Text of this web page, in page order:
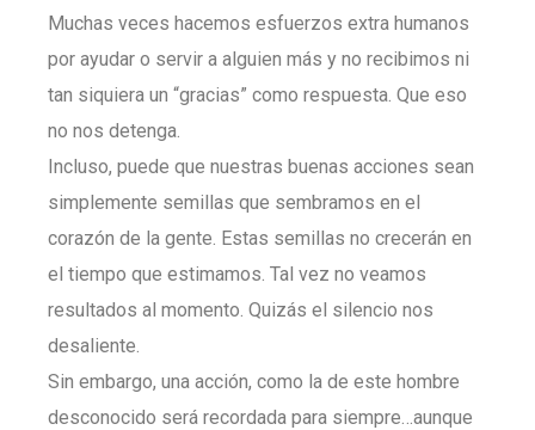
Muchas veces hacemos esfuerzos extra humanos
por ayudar o servir a alguien más y no recibimos ni
tan siquiera un “gracias” como respuesta. Que eso
no nos detenga.
Incluso, puede que nuestras buenas acciones sean
simplemente semillas que sembramos en el
corazón de la gente. Estas semillas no crecerán en
el tiempo que estimamos. Tal vez no veamos
resultados al momento. Quizás el silencio nos
desaliente.
Sin embargo, una acción, como la de este hombre
desconocido será recordada para siempre…aunque